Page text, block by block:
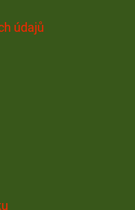
údajů